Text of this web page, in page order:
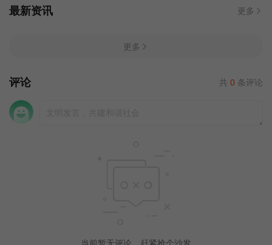
最新资讯 更多
更多
评论 共 0 条评论
当前暂无评论，赶紧抢个沙发